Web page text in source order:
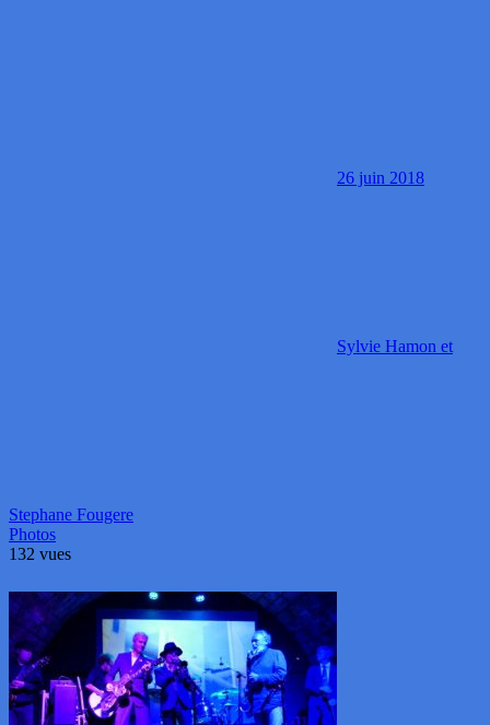
26 juin 2018
Sylvie Hamon et
Stephane Fougere
Photos
132 vues